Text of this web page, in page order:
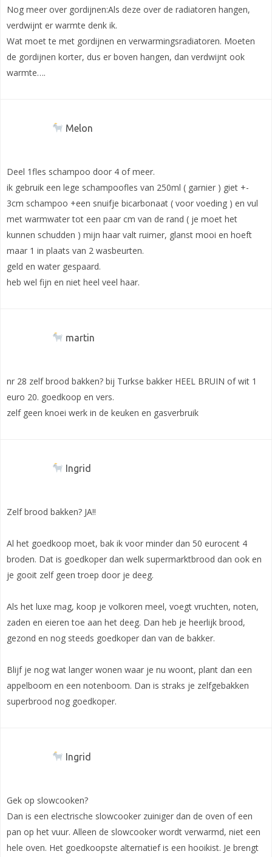
Nog meer over gordijnen:Als deze over de radiatoren hangen,
verdwijnt er warmte denk ik.
Wat moet te met gordijnen en verwarmingsradiatoren. Moeten
de gordijnen korter, dus er boven hangen, dan verdwijnt ook
warmte….
Melon
Deel 1fles schampoo door 4 of meer.
ik gebruik een lege schampoofles van 250ml ( garnier ) giet +-
3cm schampoo +een snuifje bicarbonaat ( voor voeding ) en vul
met warmwater tot een paar cm van de rand ( je moet het
kunnen schudden ) mijn haar valt ruimer, glanst mooi en hoeft
maar 1 in plaats van 2 wasbeurten.
geld en water gespaard.
heb wel fijn en niet heel veel haar.
martin
nr 28 zelf brood bakken? bij Turkse bakker HEEL BRUIN of wit 1
euro 20. goedkoop en vers.
zelf geen knoei werk in de keuken en gasverbruik
Ingrid
Zelf brood bakken? JA!!
Al het goedkoop moet, bak ik voor minder dan 50 eurocent 4
broden. Dat is goedkoper dan welk supermarktbrood dan ook en
je gooit zelf geen troep door je deeg.
Als het luxe mag, koop je volkoren meel, voegt vruchten, noten,
zaden en eieren toe aan het deeg. Dan heb je heerlijk brood,
gezond en nog steeds goedkoper dan van de bakker.
Blijf je nog wat langer wonen waar je nu woont, plant dan een
appelboom en een notenboom. Dan is straks je zelfgebakken
superbrood nog goedkoper.
Ingrid
Gek op slowcooken?
Dan is een electrische slowcooker zuiniger dan de oven of een
pan op het vuur. Alleen de slowcooker wordt verwarmd, niet een
hele oven. Het goedkoopste alternatief is een hooikist. Je brengt